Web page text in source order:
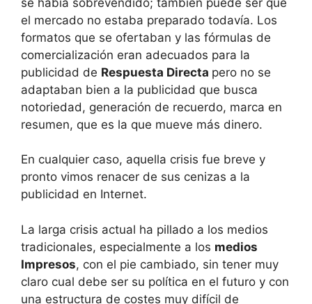
el mercado no estaba preparado todavía. Los
formatos que se ofertaban y las fórmulas de
comercialización eran adecuados para la
publicidad de Respuesta Directa pero no se
adaptaban bien a la publicidad que busca
notoriedad, generación de recuerdo, marca en
resumen, que es la que mueve más dinero.
En cualquier caso, aquella crisis fue breve y
pronto vimos renacer de sus cenizas a la
publicidad en Internet.
La larga crisis actual ha pillado a los medios
tradicionales, especialmente a los medios
Impresos, con el pie cambiado, sin tener muy
claro cual debe ser su política en el futuro y con
una estructura de costes muy difícil de